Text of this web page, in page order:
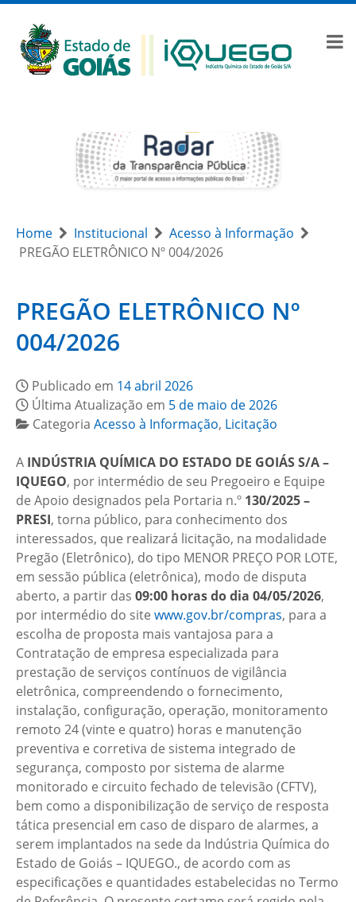
Home Institucional
Acesso à Informação
PREGÃO ELETRÔNICO Nº 004/2026
PREGÃO ELETRÔNICO Nº
004/2026
Publicado em 14 abril 2026
Última Atualização em 5 de maio de 2026
Categoria Acesso à Informação, Licitação
A INDÚSTRIA QUÍMICA DO ESTADO DE GOIÁS S/A –
IQUEGO, por intermédio de seu Pregoeiro e Equipe
de Apoio designados pela Portaria n.º 130/2025 –
PRESI, torna público, para conhecimento dos
interessados, que realizará licitação, na modalidade
Pregão (Eletrônico), do tipo MENOR PREÇO POR LOTE,
em sessão pública (eletrônica), modo de disputa
aberto, a partir das 09:00 horas do dia 04/05/2026,
por intermédio do site www.gov.br/compras, para a
escolha de proposta mais vantajosa para a
Contratação de empresa especializada para
prestação de serviços contínuos de vigilância
eletrônica, compreendendo o fornecimento,
instalação, configuração, operação, monitoramento
remoto 24 (vinte e quatro) horas e manutenção
preventiva e corretiva de sistema integrado de
segurança, composto por sistema de alarme
monitorado e circuito fechado de televisão (CFTV),
bem como a disponibilização de serviço de resposta
tática presencial em caso de disparo de alarmes, a
serem implantados na sede da Indústria Química do
Estado de Goiás – IQUEGO., de acordo com as
especificações e quantidades estabelecidas no Termo